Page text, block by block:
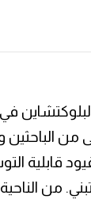
الباحثين
قابلية
من الناحية